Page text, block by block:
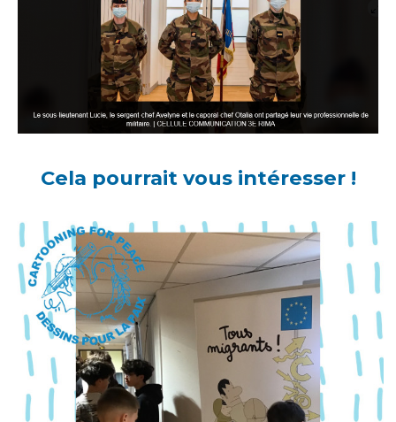
Cela pourrait vous intéresser !